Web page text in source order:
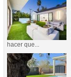
hacer que...